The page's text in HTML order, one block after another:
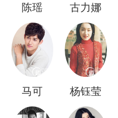
陈瑶 古力娜
扎
马可 杨钰莹